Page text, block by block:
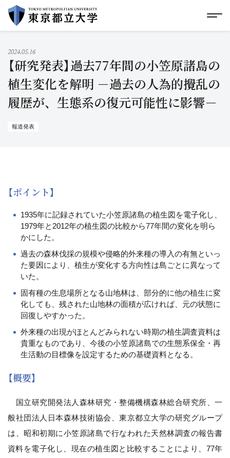
イ
ツ
グローバルメニューにスキップ メ
2024.05.16
【研究発表】過去77年間の小笠原諸島の
植生変化を解明 －過去の人為的攪乱の
履歴が、生態系の復元可能性に影響－
報道発表
【ポイント】
1935年に記録されていた小笠原諸島の植生図を電子化し、
1979年と2012年の植生図の比較から77年間の変化を明ら
かにした。
過去の森林伐採の規模や侵略的外来種の導入の有無といっ
た要因により、植生が変化する方向性は島ごとに異なって
いた。
固有種の生息場所となる山地林は、部分的に他の植生に変
化しても、残された山地林の面積が広ければ、元の状態に
回復しやすかった。
外来種の出現がほとんどみられない時期の植生調査資料は
貴重なものであり、今後の小笠原諸島での生態系保全・再
生活動の目標像を設定するための基礎資料となる。
【概要】
国立研究開発法人森林研究・整備機構森林総合研究所、一
般社団法人日本森林技術協会、東京都立大学の研究グループ
は、昭和初期に小笠原諸島で行なわれた天然林調査の報告書
資料を電子化し、現在の植生図と比較することにより、77年